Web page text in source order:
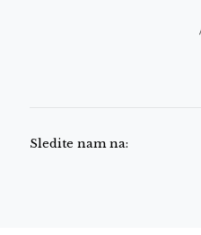
Sledite nam na: